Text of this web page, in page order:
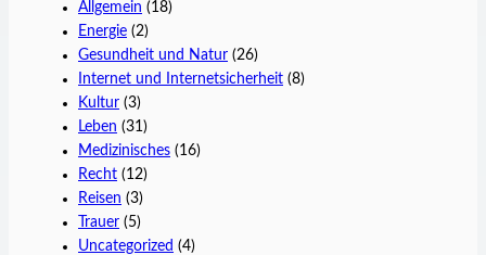
Allgemein (18)
Energie (2)
Gesundheit und Natur (26)
Internet und Internetsicherheit (8)
Kultur (3)
Leben (31)
Medizinisches (16)
Recht (12)
Reisen (3)
Trauer (5)
Uncategorized (4)